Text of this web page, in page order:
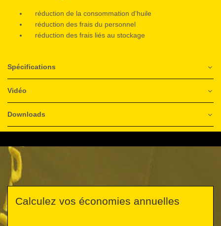
réduction de la consommation d‘huile
réduction des frais du personnel
réduction des frais liés au stockage
Spécifications
Vidéo
Downloads
Calculez vos économies annuelles